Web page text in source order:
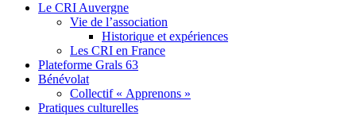
Le CRI Auvergne
Vie de l’association
Historique et expériences
Les CRI en France
Plateforme Grals 63
Bénévolat
Collectif « Apprenons »
Pratiques culturelles